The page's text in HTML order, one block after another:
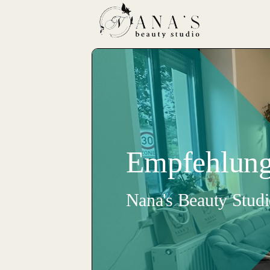
Nana's Beauty